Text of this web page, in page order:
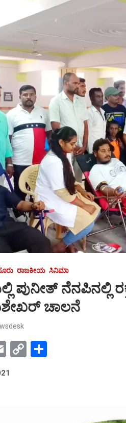
ರಾಜಕೀಯ ಸಿನಿಮಾ
ಪುನೀತ್ ನೆನಪಿನಲ್ಲಿ
ಚಾಲನೆ
E
m
ail
C